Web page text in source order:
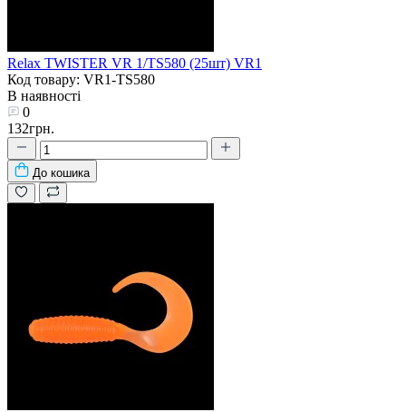
Relax TWISTER VR 1/TS580 (25шт) VR1
Код товару: VR1-TS580
В наявності
0
132грн.
До кошика